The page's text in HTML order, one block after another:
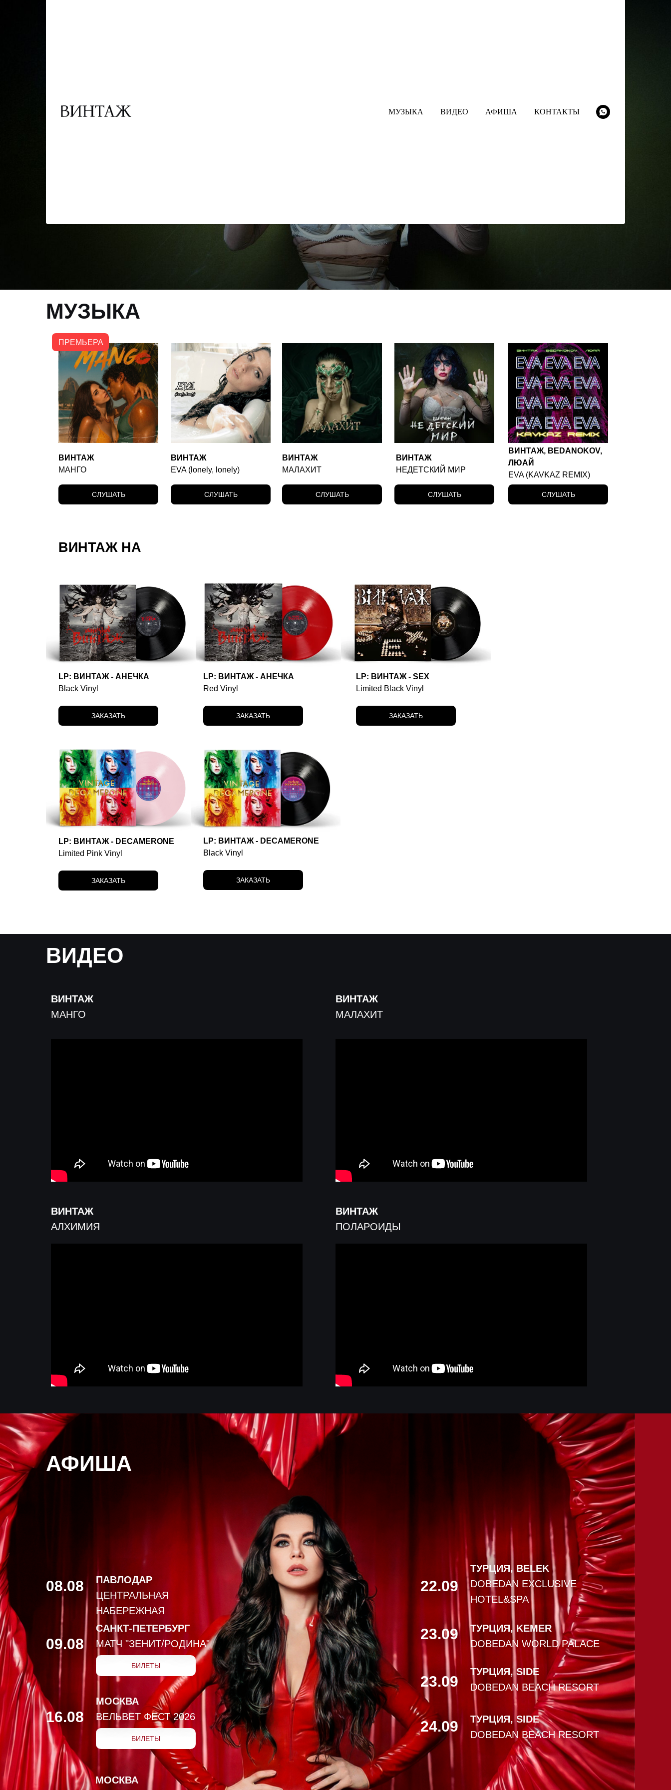
МУЗЫКА
ВИНТАЖ
МАНГО
СЛУШАТЬ
ВИНТАЖ, BEDANOKOV,
ЛЮАЙ
EVA (KAVKAZ REMIX)
СЛУШАТЬ
ВИНТАЖ
НЕДЕТСКИЙ МИР
ВИНТАЖ НА
ВИНТАЖ
МАЛАХИТ
СЛУШАТЬ
СЛУШАТЬ
СЛУШАТЬ
LP: ВИНТАЖ - АНЕЧКА
Red Vinyl
ЗАКАЗАТЬ
LP: ВИНТАЖ - АНЕЧКА
Black Vinyl
ЗАКАЗАТЬ
LP: ВИНТАЖ - DECAMERONE
Limited Pink Vinyl
ЗАКАЗАТЬ
ВИНТАЖ
EVA (lonely, lonely)
LP: ВИНТАЖ - DECAMERONE
Black Vinyl
ЗАКАЗАТЬ
LP: ВИНТАЖ - SEX
Limited Black Vinyl
ЗАКАЗАТЬ
ПРЕМЬЕРА
ВИДЕО
ВИНТАЖ
МАЛАХИТ
ВИНТАЖ
МАНГО
ВИНТАЖ
ПОЛАРОИДЫ
ВИНТАЖ
АЛХИМИЯ
АФИША
БИЛЕТЫ
САНКТ-ПЕТЕРБУРГ
МАТЧ "ЗЕНИТ/РОДИНА"
09.08
БИЛЕТЫ
МОСКВА
ВЕЛЬВЕТ ФЕСТ 2026
16.08
МОСКВА
ПАВЛОДАР
ЦЕНТРАЛЬНАЯ
НАБЕРЕЖНАЯ
08.08
24.09
ТУРЦИЯ, SIDE
DOBEDAN BEACH RESORT
23.09
23.09
ТУРЦИЯ, SIDE
DOBEDAN BEACH RESORT
ТУРЦИЯ, KEMER
DOBEDAN WORLD PALACE
22.09
ТУРЦИЯ, BELEK
DOBEDAN EXCLUSIVE
HOTEL&SPA
МУЗЫКА ВИДЕО АФИША КОНТАКТЫ